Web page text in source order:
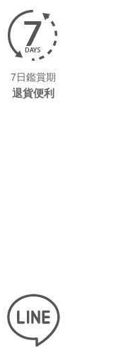
7日鑑賞期
退貨便利